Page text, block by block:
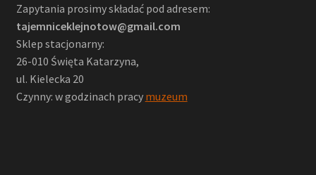
Zapytania prosimy składać pod adresem:
tajemniceklejnotow@gmail.com
Sklep stacjonarny:
26-010 Święta Katarzyna,
ul. Kielecka 20
Czynny: w godzinach pracy muzeum